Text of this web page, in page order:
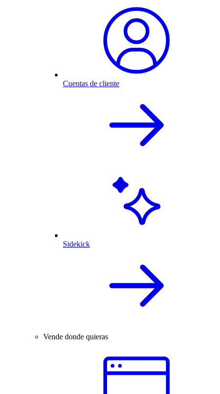
Cuentas de cliente
Sidekick
Vende donde quieras